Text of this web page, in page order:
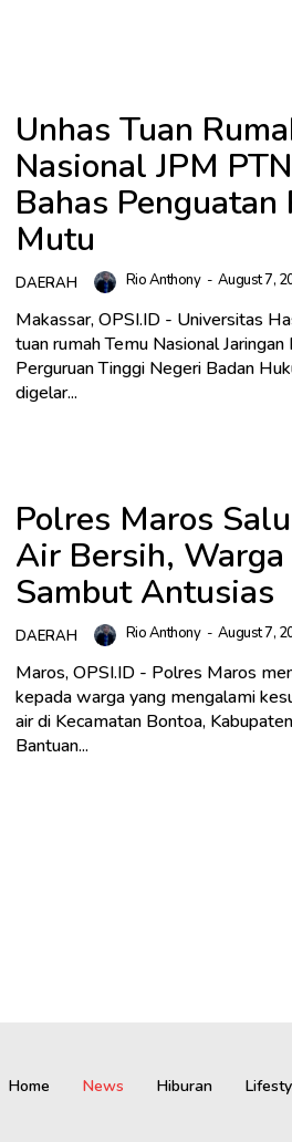
Unhas Tuan
Nasional JPM
Bahas Penguatan
Mutu
DAERAH Rio Anthony - August 7,
Makassar, OPSI.ID - Universitas
tuan rumah Temu Nasional
Perguruan Tinggi Negeri Badan
digelar...
Polres Maros
Air Bersih, Warga
Sambut Antusias
DAERAH Rio Anthony - August 7,
Maros, OPSI.ID - Polres Maros
kepada warga yang mengalami
air di Kecamatan Bontoa,
Bantuan...
Home News Hiburan